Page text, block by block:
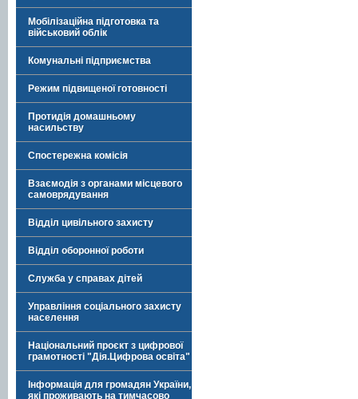
Мобілізаційна підготовка та
військовий облік
Комунальні підприємства
Режим підвищеної готовності
Протидія домашньому
насильству
Спостережна комісія
Взаємодія з органами місцевого
самоврядування
Відділ цивільного захисту
Відділ оборонної роботи
Служба у справах дітей
Управління соціального захисту
населення
Національний проєкт з цифрової
грамотності "Дія.Цифрова освіта"
Інформація для громадян України,
які проживають на тимчасово